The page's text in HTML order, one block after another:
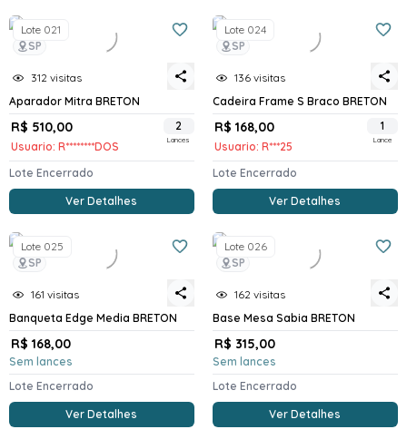
SP
Lote 021
312 visitas
Aparador Mitra BRETON
R$ 510,00
Usuario: R********DOS
2
Lances
Lote Encerrado
Ver Detalhes
SP
Lote 024
136 visitas
Cadeira Frame S Braco BRETON
R$ 168,00
Usuario: R***25
1
Lance
Lote Encerrado
Ver Detalhes
SP
Lote 025
161 visitas
Banqueta Edge Media BRETON
R$ 168,00
Sem lances
Lote Encerrado
Ver Detalhes
SP
Lote 026
162 visitas
Base Mesa Sabia BRETON
R$ 315,00
Sem lances
Lote Encerrado
Ver Detalhes